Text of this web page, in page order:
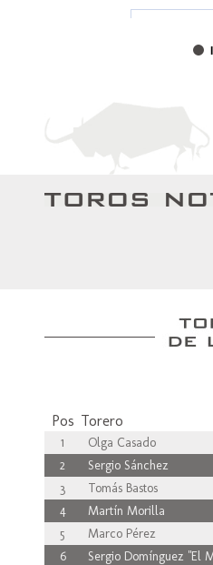
Pos Torero
1 Olga Casado
2
Sergio Sánchez
3
Tomás Bastos
4
Martín Morilla
5
Marco Pérez
6
Sergio Domínguez "El